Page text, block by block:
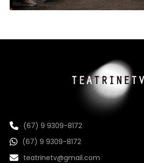
(67) 9 9309-8172
(67) 9 9309-8172
teatrinetv@gmail.com